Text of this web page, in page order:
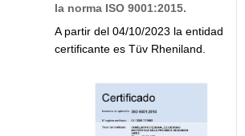
la norma ISO 9001:2015.
A partir del 04/10/2023 la entidad
certificante es Tüv Rheniland.